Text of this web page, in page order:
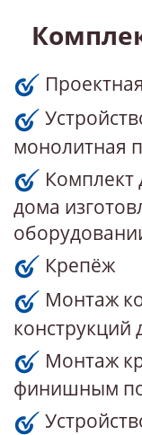
монолитная
Комплект
дома
Крепёж
Монтаж
конструкций
Монтаж
финишным